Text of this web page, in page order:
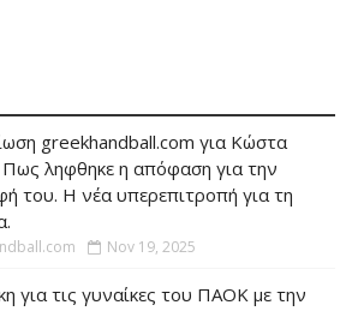
greekhandball.com για Κώστα
Πως ληφθηκε η απόφαση για την
του. Η νέα υπερεπιτροπή για τη
Nov 19, 2025
για τις γυναίκες του ΠΑΟΚ με την